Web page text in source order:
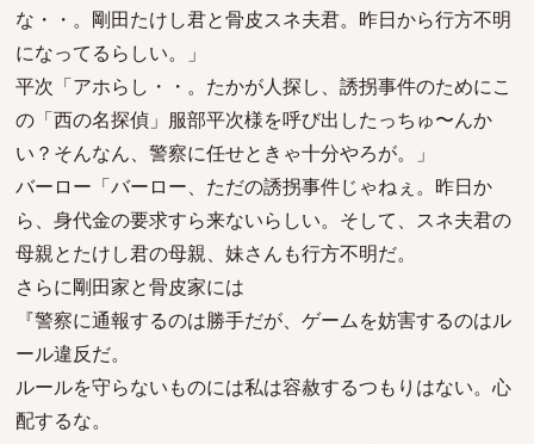
な・・。剛田たけし君と骨皮スネ夫君。昨日から行方不明
になってるらしい。」
平次「アホらし・・。たかが人探し、誘拐事件のためにこ
の「西の名探偵」服部平次様を呼び出したっちゅ〜んか
い？そんなん、警察に任せときゃ十分やろが。」
バーロー「バーロー、ただの誘拐事件じゃねぇ。昨日か
ら、身代金の要求すら来ないらしい。そして、スネ夫君の
母親とたけし君の母親、妹さんも行方不明だ。
さらに剛田家と骨皮家には
『警察に通報するのは勝手だが、ゲームを妨害するのはル
ール違反だ。
ルールを守らないものには私は容赦するつもりはない。心
配するな。